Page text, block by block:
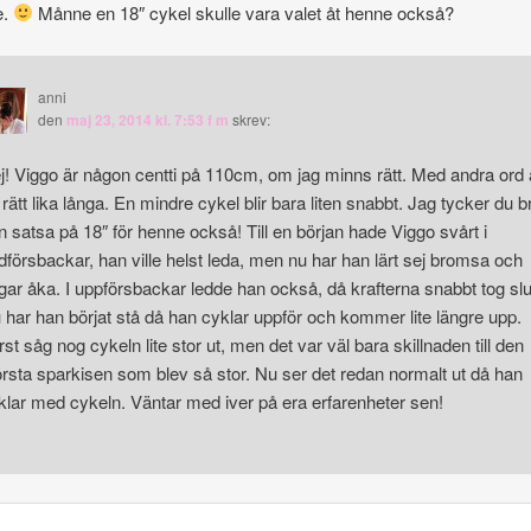
Månne en 18″ cykel skulle vara valet åt henne också?
anni
den maj 23, 2014 kl. 7:53 f m skrev:
Viggo är någon centti på 110cm, om jag minns rätt. Med andra ord
lika långa. En mindre cykel blir bara liten snabbt. Jag tycker du
satsa på 18″ för henne också! Till en början hade Viggo svårt i
han ville helst leda, men nu har han lärt sej bromsa och
åka. I uppförsbackar ledde han också, då krafterna snabbt tog
har han börjat stå då han cyklar uppför och kommer lite längre upp.
såg nog cykeln lite stor ut, men det var väl bara skillnaden till den
sparkisen som blev så stor. Nu ser det redan normalt ut då han
med cykeln. Väntar med iver på era erfarenheter sen!